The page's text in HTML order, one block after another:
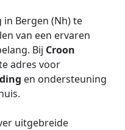
Bergen (Nh) te
van een ervaren
Bij Croon
adres voor
en ondersteuning
uitgebreide